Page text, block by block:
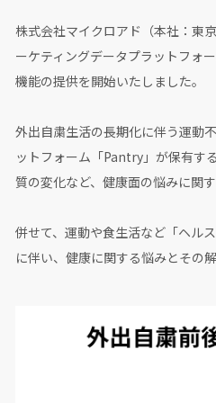
株式会社マイクロアド（本社：東
ーケティングデータプラットフォ
機能の提供を開始いたしました。
外出自粛生活の長期化に伴う運動
ットフォーム「Pantry」が保有す
質の変化など、健康面の悩みに関
併せて、運動や食生活など「ヘル
に伴い、健康に関する悩みとその